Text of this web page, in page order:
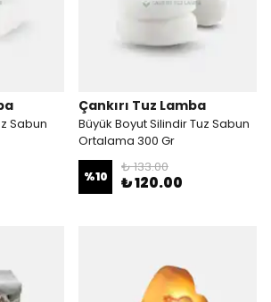
Sabun
Çankırı Tuz Lamba
Büyük Boyut Silindir Tuz Sabun
Ortalama 300 Gr
%10
₺ 133.00
₺ 120.00